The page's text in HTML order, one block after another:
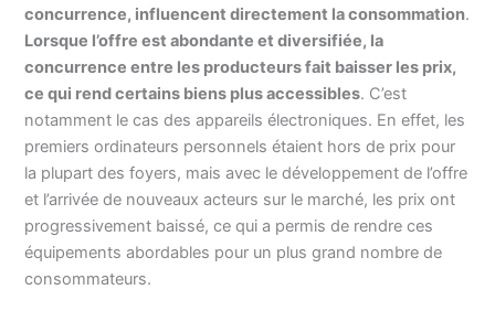
concurrence, influencent directement la consommation.
Lorsque l’offre est abondante et diversifiée, la
concurrence entre les producteurs fait baisser les prix,
ce qui rend certains biens plus accessibles. C’est
notamment le cas des appareils électroniques. En effet, les
premiers ordinateurs personnels étaient hors de prix pour
la plupart des foyers, mais avec le développement de l’offre
et l’arrivée de nouveaux acteurs sur le marché, les prix ont
progressivement baissé, ce qui a permis de rendre ces
équipements abordables pour un plus grand nombre de
consommateurs.